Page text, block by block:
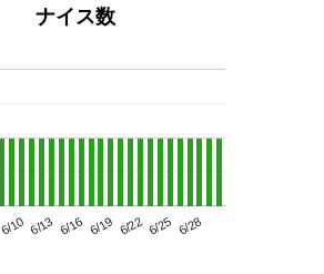
ナイス数
6/10 6/13 6/16 6/19 6/22 6/25 6/28